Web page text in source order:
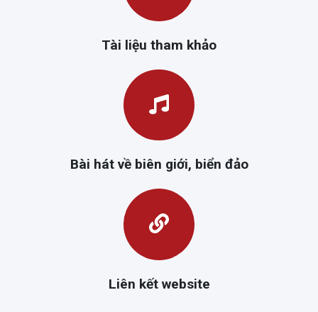
Tài liệu tham khảo
Bài hát về biên giới, biển đảo
Liên kết website